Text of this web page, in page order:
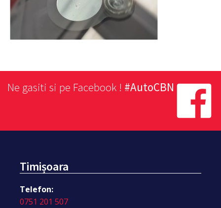
Ne gasiti si pe Facebook ! #AutoCBN
Timișoara
Telefon:
0751 201 507